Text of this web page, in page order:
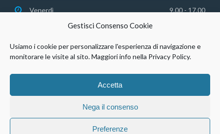
Gestisci Consenso Cookie
Usiamo i cookie per personalizzare l'esperienza di navigazione e
monitorare le visite al sito. Maggiori info nella Privacy Policy.
Accetta
Nega il consenso
Preferenze
Venerdì 9.00 - 17.00
© Studio Dentistico Agosto Srl | P.IVA 03088420306 |
Policy